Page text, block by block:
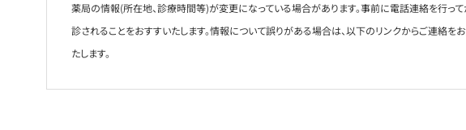
薬局の情報(所在地、診療時間等)が変更になっている場合があります。事前に電話連絡を行っ
診されることをおすすいたします。情報について誤りがある場合は、以下のリンクからご連絡を
たします。